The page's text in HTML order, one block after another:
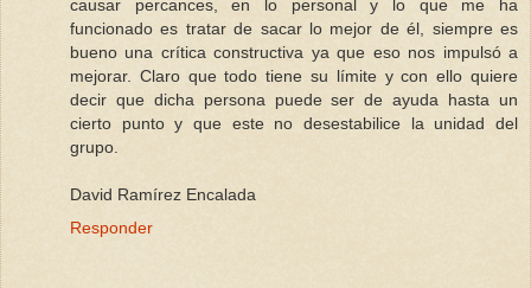
causar percances, en lo personal y lo que me ha
funcionado es tratar de sacar lo mejor de él, siempre es
bueno una crítica constructiva ya que eso nos impulsó a
mejorar. Claro que todo tiene su límite y con ello quiere
decir que dicha persona puede ser de ayuda hasta un
cierto punto y que este no desestabilice la unidad del
grupo.
David Ramírez Encalada
Responder